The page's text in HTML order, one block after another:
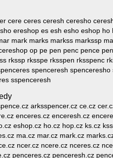
cere ceres ceresh ceresho
ereshop es esh esho eshop ho
mark marks markss markssp
op pe pen penc pence
rkssp rksspe rksspen rksspenc
spenceresh spenceresho
sspenceresh
arksspencer.cz ce.cz
enceres.cz enceresh.cz
eshop.cz ho.cz hop.cz ks.cz
ma.cz mar.cz mark.cz
ncer.cz ncere.cz nceres.cz
penceres.cz penceresh.cz